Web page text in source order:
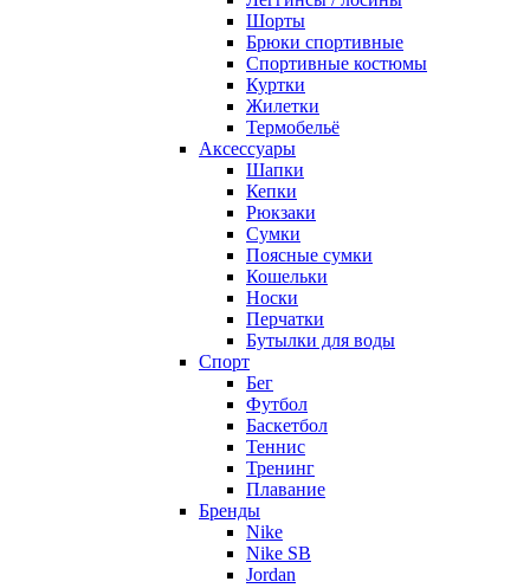
Шорты
Брюки спортивные
Спортивные костюмы
Куртки
Жилетки
Термобельё
Аксессуары
Шапки
Кепки
Рюкзаки
Сумки
Поясные сумки
Кошельки
Носки
Перчатки
Бутылки для воды
Спорт
Бег
Футбол
Баскетбол
Теннис
Тренинг
Плавание
Бренды
Nike
Nike SB
Jordan